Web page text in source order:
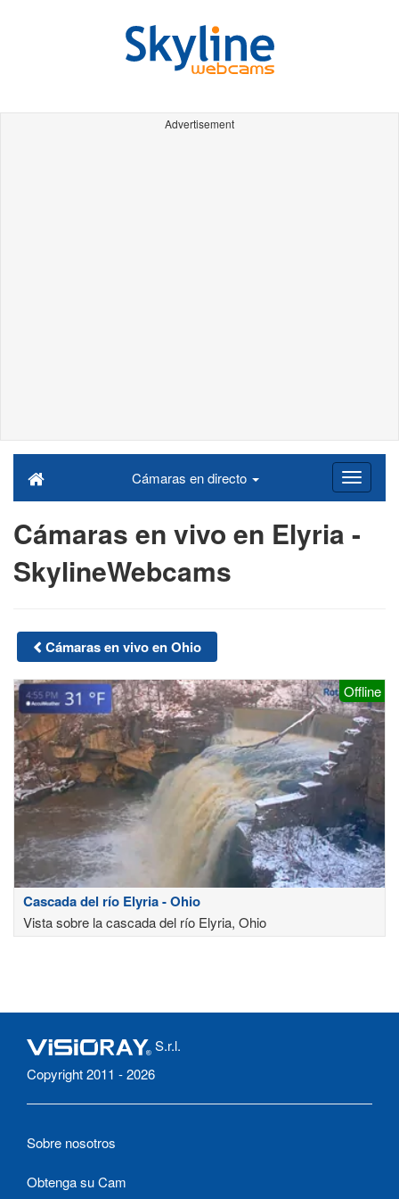
Advertisement
Cámaras en directo
Cámaras en vivo en Elyria -
SkylineWebcams
Cámaras en vivo en Ohio
Offline
Cascada del río Elyria - Ohio
Vista sobre la cascada del río Elyria, Ohio
S.r.l.
Copyright 2011 - 2026
Sobre nosotros
Obtenga su Cam